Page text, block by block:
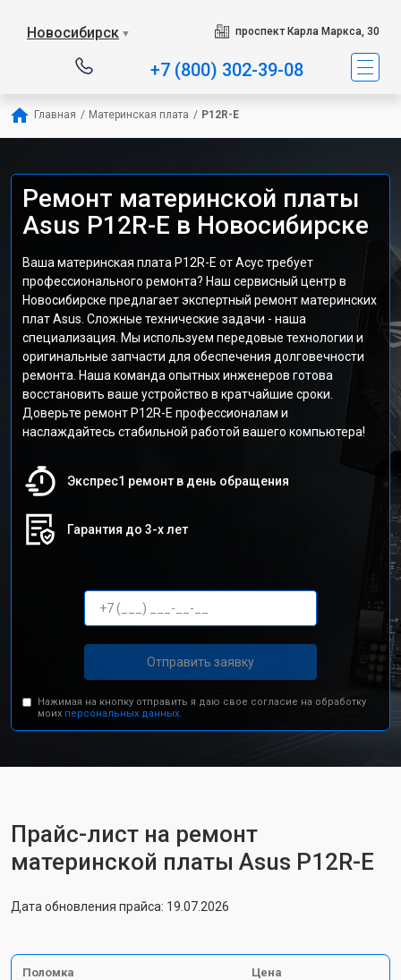
Новосибирск ▼ проспект Карла Маркса, 30
+7 (800) 302-39-08
Главная / Материнская плата / P12R-E
Ремонт материнской платы
Asus P12R-E в Новосибирске
Ваша материнская плата P12R-E от Асус требует
профессионального ремонта? Наш сервисный центр в
Новосибирске предлагает экспертный ремонт материнских
плат Asus. Сложные технические задачи - наша
специализация. Мы используем передовые технологии и
оригинальные запчасти для обеспечения долговечности
ремонта. Наша команда опытных инженеров готова
восстановить ваше устройство в кратчайшие сроки.
Доверьте ремонт P12R-E профессионалам и
наслаждайтесь стабильной работой вашего компьютера!
Экспрес1 ремонт в день обращения
Гарантия до 3-х лет
Отправить заявку
Нажимая на кнопку отправить я даю свое согласие на обработку
моих персональных данных.
Прайс-лист на ремонт
материнской платы Asus P12R-E
Дата обновления прайса: 19.07.2026
Поломка Цена